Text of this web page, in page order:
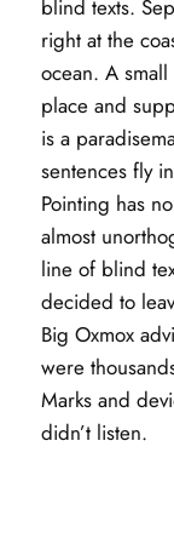
blind texts.
right at the
ocean. A
place and
is a
sentences fly
Pointing has
almost
line of blind
decided to
Big Oxmox
were
Marks and
didn’t listen.